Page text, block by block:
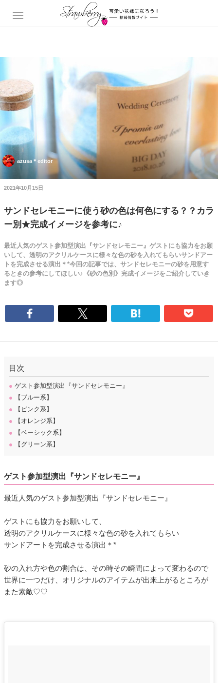
azusa＊editor
2021年10月15日
サンドセレモニーに使う砂の色は何色にする？？カラ
ー別★完成イメージを参考に♪
最近人気のゲスト参加型演出『サンドセレモニー』ゲストにも協力をお願
いして、透明のアクリルケースに様々な色の砂を入れてもらいサンドアー
トを完成させる演出＊*今回の記事では、サンドセレモニーの砂を用意す
るときの参考にしてほしい♪《砂の色別》完成イメージをご紹介していき
ます◎
目次
● ゲスト参加型演出『サンドセレモニー』
● 【ブルー系】
● 【ピンク系】
● 【オレンジ系】
● 【ベーシック系】
● 【グリーン系】
ゲスト参加型演出『サンドセレモニー』
最近人気のゲスト参加型演出『サンドセレモニー』
ゲストにも協力をお願いして、
透明のアクリルケースに様々な色の砂を入れてもらい
サンドアートを完成させる演出＊*
砂の入れ方や色の割合は、その時その瞬間によって変わるので
世界に一つだけ、オリジナルのアイテムが出来上がるところが
また素敵♡♡